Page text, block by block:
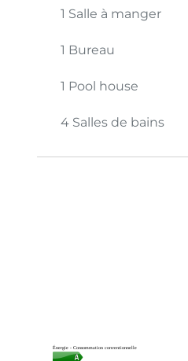
1 Salle à manger
1 Bureau
1 Pool house
4 Salles de bains
Énergie - Consommation conventionnelle